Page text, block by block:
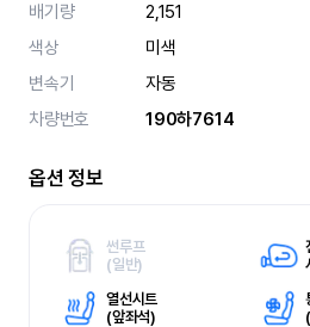
배기량
2,151
색상
미색
변속기
자동
차량번호
190하7614
옵션 정보
썬루프
(일반)
열선시트
(앞좌석)
(